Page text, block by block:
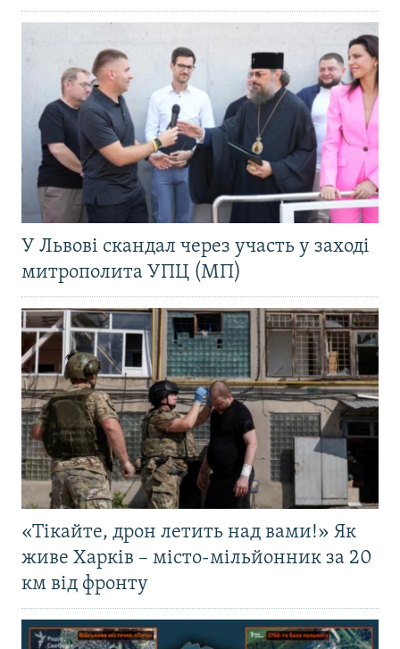
У Львові скандал через участь у заході
митрополита УПЦ (МП)
«Тікайте, дрон летить над вами!» Як
живе Харків – місто-мільйонник за 20
км від фронту